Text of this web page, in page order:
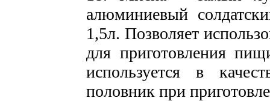
алюминиевый
1,5л. Позволяет
для приготовления
используется в
половник при